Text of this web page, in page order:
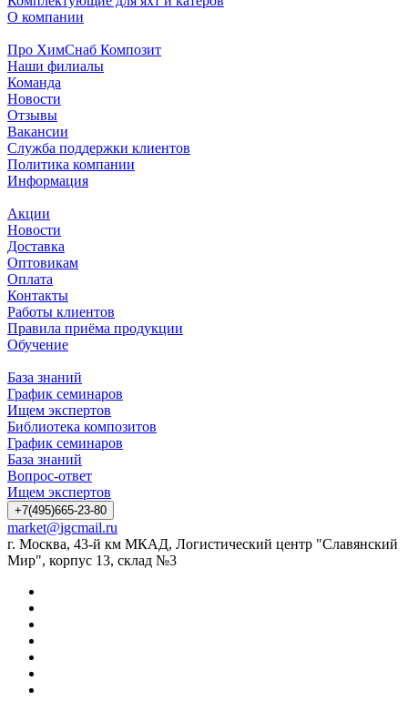
О компании
Про ХимСнаб Композит
Наши филиалы
Команда
Новости
Отзывы
Вакансии
Служба поддержки клиентов
Политика компании
Информация
Акции
Новости
Доставка
Оптовикам
Оплата
Контакты
Работы клиентов
Правила приёма продукции
Обучение
База знаний
График семинаров
Ищем экспертов
Библиотека композитов
График семинаров
База знаний
Вопрос-ответ
Ищем экспертов
+7(495)665-23-80
market@igcmail.ru
г. Москва, 43-й км МКАД, Логистический центр "Славянский
Мир", корпус 13, склад №3